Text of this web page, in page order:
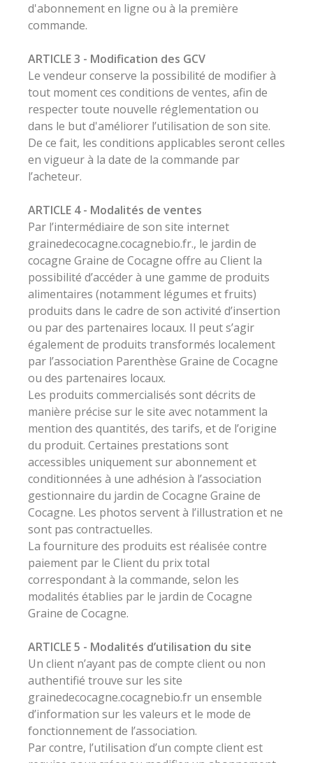
d'abonnement en ligne ou à la première
commande.
ARTICLE 3 - Modification des GCV
Le vendeur conserve la possibilité de modifier à
tout moment ces conditions de ventes, afin de
respecter toute nouvelle réglementation ou
dans le but d'améliorer l’utilisation de son site.
De ce fait, les conditions applicables seront celles
en vigueur à la date de la commande par
l’acheteur.
ARTICLE 4 - Modalités de ventes
Par l’intermédiaire de son site internet
grainedecocagne.cocagnebio.fr., le jardin de
cocagne Graine de Cocagne offre au Client la
possibilité d’accéder à une gamme de produits
alimentaires (notamment légumes et fruits)
produits dans le cadre de son activité d’insertion
ou par des partenaires locaux. Il peut s’agir
également de produits transformés localement
par l’association Parenthèse Graine de Cocagne
ou des partenaires locaux.
Les produits commercialisés sont décrits de
manière précise sur le site avec notamment la
mention des quantités, des tarifs, et de l’origine
du produit. Certaines prestations sont
accessibles uniquement sur abonnement et
conditionnées à une adhésion à l’association
gestionnaire du jardin de Cocagne Graine de
Cocagne. Les photos servent à l’illustration et ne
sont pas contractuelles.
La fourniture des produits est réalisée contre
paiement par le Client du prix total
correspondant à la commande, selon les
modalités établies par le jardin de Cocagne
Graine de Cocagne.
ARTICLE 5 - Modalités d’utilisation du site
Un client n’ayant pas de compte client ou non
authentifié trouve sur les site
grainedecocagne.cocagnebio.fr un ensemble
d’information sur les valeurs et le mode de
fonctionnement de l’association.
Par contre, l’utilisation d’un compte client est